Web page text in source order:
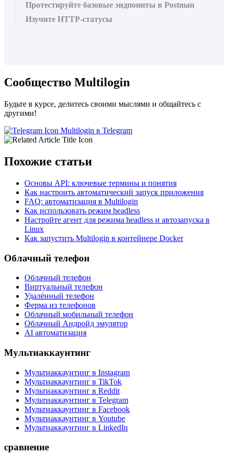
Протестируйте базовые эндпоинты в Postman
Изучите HTTP-статусы
Сообщество Multilogin
Будьте в курсе, делитесь своими мыслями и общайтесь с
другими!
Multilogin в Telegram
Похожие статьи
Основы API: ключевые термины и понятия
Как настроить автоматический запуск приложения
FAQ: автоматизация в Multilogin
Как использовать режим headless
Настройте агент для режима headless и автозапуска в
Linux
Как запустить Multilogin в контейнере Docker
Облачный телефон
Облачный телефон
Виртуальный телефон
Удалённый телефон
Ферма из телефонов
Облачный мобильный телефон
Облачный Андройд эмулятор
AI автоматизация
Мультиаккаунтинг
Мультиаккаунтинг в Instagram
Мультиаккаунтинг в TikTok
Мультиаккаунтинг в Reddit
Мультиаккаунтинг в Telegram
Мультиаккаунтинг в Facebook
Мультиаккаунтинг в Youtube
Мультиаккаунтинг в LinkedIn
сравнение